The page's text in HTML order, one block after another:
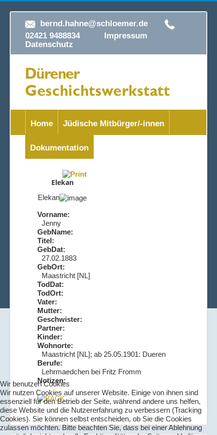
bernd.hahne@schloemer.de
02421 9488834 Impressum
Datenschutz
Home Jüdische Mitbürger/-innen
Dokumentation
Elekan
Elekan
Vorname:
Jenny
GebName:
Titel:
GebDat:
27.02.1883
GebOrt:
Maastricht [NL]
TodDat:
TodOrt:
Vater:
Mutter:
Geschwister:
Partner:
Kinder:
Wohnorte:
Maastricht [NL]; ab 25.05.1901: Dueren
Berufe:
Lehrmaedchen bei Fritz Fromm
Notizen:
Wir benutzen Cookies
Wir nutzen Cookies auf unserer Website. Einige von ihnen sind
essenziell für den Betrieb der Seite, während andere uns helfen,
diese Website und die Nutzererfahrung zu verbessern (Tracking
Cookies). Sie können selbst entscheiden, ob Sie die Cookies
zulassen möchten. Bitte beachten Sie, dass bei einer Ablehnung